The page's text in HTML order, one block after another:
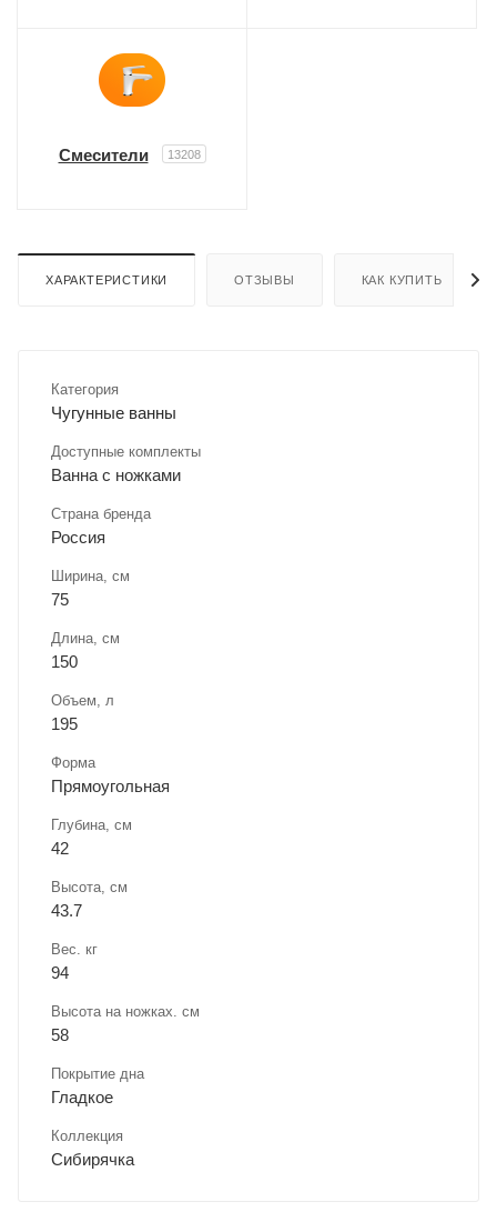
Смесители 13208
ХАРАКТЕРИСТИКИ ОТЗЫВЫ КАК КУПИТЬ
Категория
Чугунные ванны
Доступные комплекты
Ванна с ножками
Страна бренда
Россия
Ширина, см
75
Длина, см
150
Объем, л
195
Форма
Прямоугольная
Глубина, см
42
Высота, см
43.7
Вес. кг
94
Высота на ножках. см
58
Покрытие дна
Гладкое
Коллекция
Сибирячка